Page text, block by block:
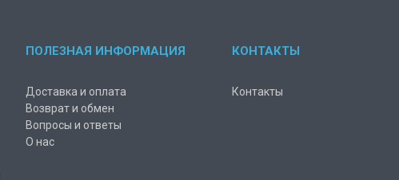
ПОЛЕЗНАЯ ИНФОРМАЦИЯ
Доставка и оплата
Возврат и обмен
Вопросы и ответы
О нас
КОНТАКТЫ
Контакты